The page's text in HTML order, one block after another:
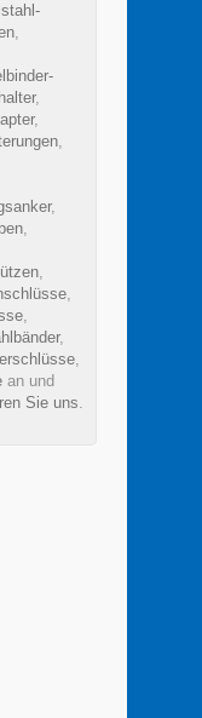
,
,
,
,
,
,
,
,
,
,
,
an und
Sie uns.